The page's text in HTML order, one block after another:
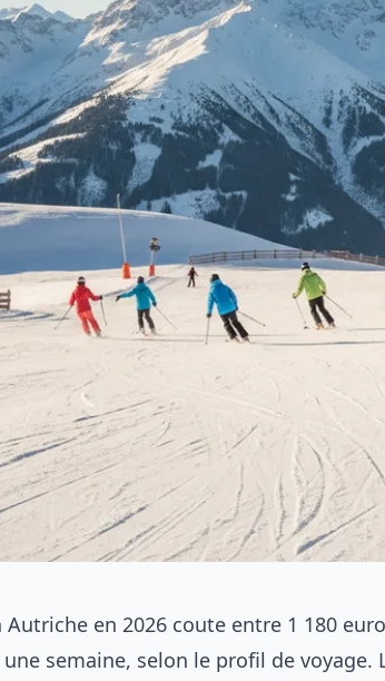
en 2026 coute entre 1 180
semaine, selon le profil de voyage.